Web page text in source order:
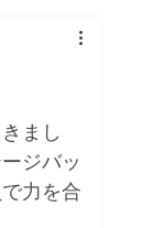
まし
ジバッ
力を合